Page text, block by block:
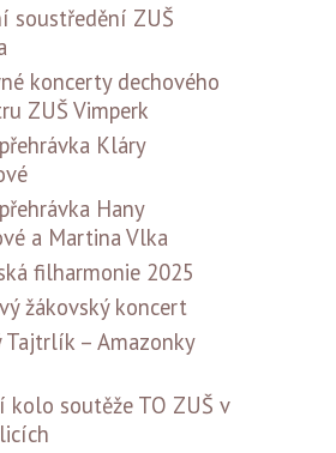
soustředění ZUŠ
koncerty dechového
ZUŠ Vimperk
Kláry
Hany
a Martina Vlka
filharmonie 2025
žákovský koncert
Tajtrlík – Amazonky
kolo soutěže TO ZUŠ v